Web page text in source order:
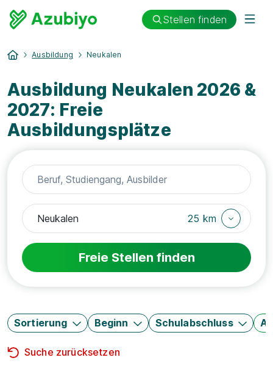
Stellen finden
Ausbildung Neukalen
Ausbildung Neukalen 2026 &
2027: Freie
Ausbildungsplätze
25 km
Freie Stellen finden
Sortierung Beginn Schulabschluss
Suche zurücksetzen